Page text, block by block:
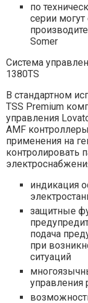
по
серии могут
Somer
Система
1380TS
В стандартном
TSS Premium
управления
AMF
применения на
контролировать
индикация
защитные
подача
при
ситуаций
управления